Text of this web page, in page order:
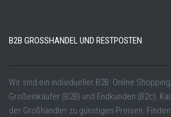
B2B GROSSHANDEL UND RESTPOSTEN
Wir sind ein individueller B2B Online
Großeinkäufer (B2B) und Endkunden (B2c).
der Großhändler zu günstigen Preisen.